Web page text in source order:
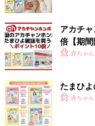
アカチ
倍【期間
赤ちゃ
たまひ
赤ちゃ